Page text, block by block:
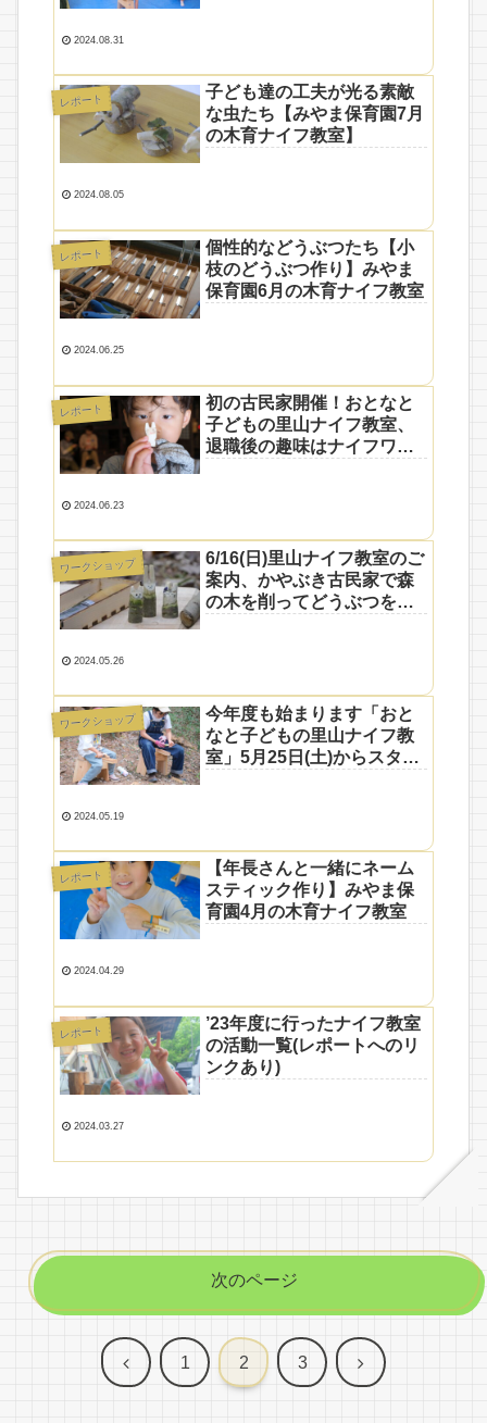
2024.08.31
レポート
子ども達の工夫が光る素敵
な虫たち【みやま保育園7月
の木育ナイフ教室】
2024.08.05
レポート
個性的などうぶつたち【小
枝のどうぶつ作り】みやま
保育園6月の木育ナイフ教室
2024.06.25
レポート
初の古民家開催！おとなと
子どもの里山ナイフ教室、
退職後の趣味はナイフワー
2024.06.23
ワークショップ
6/16(日)里山ナイフ教室のご
案内、かやぶき古民家で森
の木を削ってどうぶつを作
2024.05.26
ワークショップ
今年度も始まります「おと
なと子どもの里山ナイフ教
室」5月25日(土)からスター
2024.05.19
レポート
【年長さんと一緒にネーム
スティック作り】みやま保
育園4月の木育ナイフ教室
2024.04.29
レポート
’23年度に行ったナイフ教室
の活動一覧(レポートへのリ
ンクあり)
2024.03.27
次のページ
前 1 2 3 次